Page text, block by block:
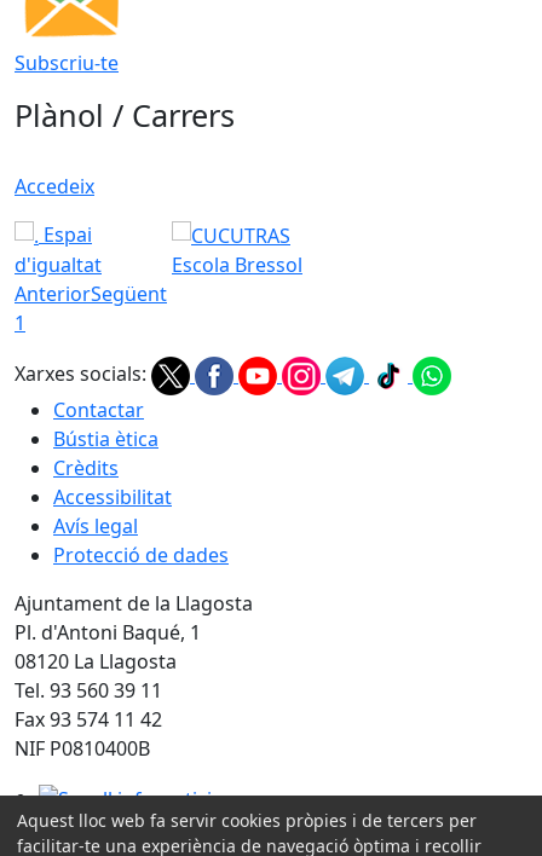
Subscriu-te
Plànol / Carrers
Accedeix
Espai
d'igualtat
Escola Bressol
AnteriorSegüent
1
Xarxes socials:
Contactar
Bústia ètica
Crèdits
Accessibilitat
Avís legal
Protecció de dades
Ajuntament de la Llagosta
Pl. d'Antoni Baqué, 1
08120 La Llagosta
Tel. 93 560 39 11
Fax 93 574 11 42
NIF P0810400B
Segell infoparticipa
Amb la col·laboració de:
Aquest lloc web fa servir cookies pròpies i de tercers per
facilitar-te una experiència de navegació òptima i recollir